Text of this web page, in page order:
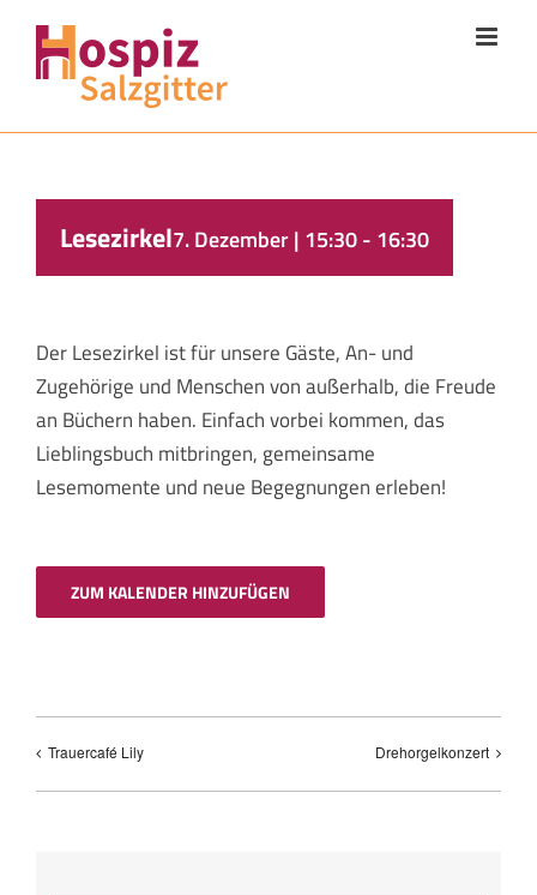
Inhalt
springen
Lesezirkel7. Dezember | 15:30- 16:30
Der Lesezirkel ist für unsere Gäste, An- und
Zugehörige und Menschen von außerhalb, die Freude
an Büchern haben. Einfach vorbei kommen, das
Lieblingsbuch mitbringen, gemeinsame
Lesemomente und neue Begegnungen erleben!
ZUM KALENDER HINZUFÜGEN
Trauercafé Lily Drehorgelkonzert